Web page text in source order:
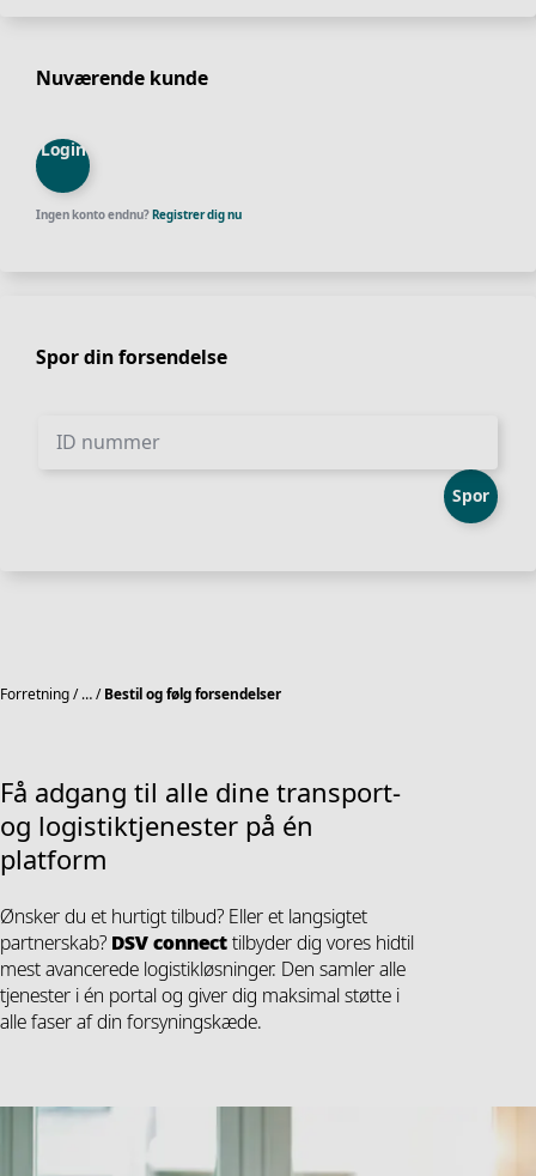
Nuværende kunde
Login
Ingen konto endnu?Registrer dig nu
Spor din forsendelse
ID nummer
Spor
Forretning … Bestil og følg forsendelser
Få adgang til alle dine transport-
og logistiktjenester på én
platform
Ønsker du et hurtigt tilbud? Eller et langsigtet
partnerskab? DSV connect tilbyder dig vores hidtil
mest avancerede logistikløsninger. Den samler alle
tjenester i én portal og giver dig maksimal støtte i
alle faser af din forsyningskæde.